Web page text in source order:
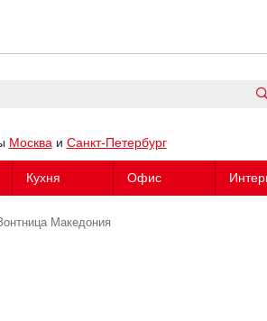
Москва и Санкт-Петербург
Кухня Офис
Македония